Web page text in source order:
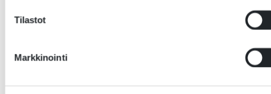
Tilastot
Markkinointi
CHARACTERISTICS
(39.37)